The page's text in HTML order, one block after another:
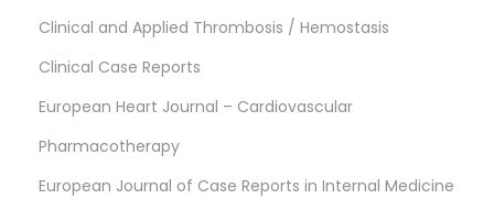
Clinical and Applied Thrombosis / Hemostasis
Clinical Case Reports
European Heart Journal – Cardiovascular
Pharmacotherapy
European Journal of Case Reports in Internal Medicine